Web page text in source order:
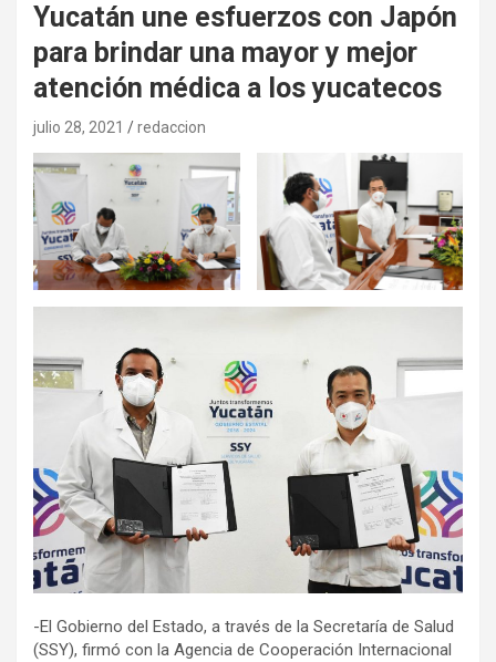
Yucatán une esfuerzos con Japón
para brindar una mayor y mejor
atención médica a los yucatecos
julio 28, 2021 redaccion
-El Gobierno del Estado, a través de la Secretaría de Salud
(SSY), firmó con la Agencia de Cooperación Internacional